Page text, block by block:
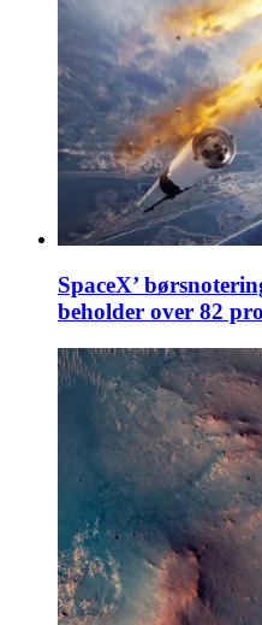
SpaceX’
beholder over 82